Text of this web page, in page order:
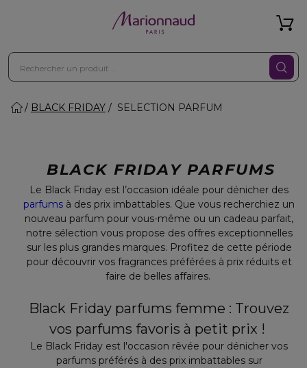
BLACK FRIDAY SELECTION PARFUM
BLACK FRIDAY PARFUMS
Le Black Friday est l’occasion idéale pour dénicher des
parfums à des prix imbattables. Que vous recherchiez un
nouveau parfum pour vous-même ou un cadeau parfait,
notre sélection vous propose des offres exceptionnelles
sur les plus grandes marques. Profitez de cette période
pour découvrir vos fragrances préférées à prix réduits et
faire de belles affaires.
Black Friday parfums femme : Trouvez
vos parfums favoris à petit prix !
Le Black Friday est l'occasion rêvée pour dénicher vos
parfums préférés à des prix imbattables sur